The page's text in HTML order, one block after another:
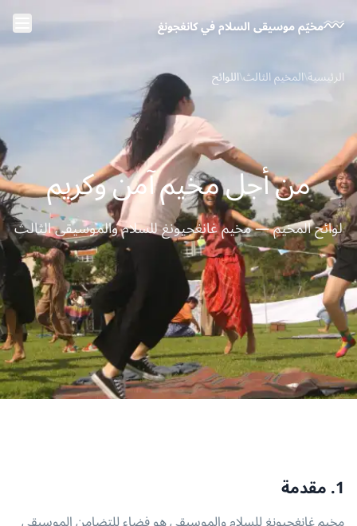
تخطَّ إلى المحتوى الرئيسي
مخيّم موسيقى السلام في كانغجونغ
الرئيسية\المخيم الثالث\اللوائح
من أجل مخيم آمن وكريم
لوائح المخيم — مخيم غانغجيونغ للسلام والموسيقى الثالث
1. مقدمة
مخيم غانغجيونغ للسلام والموسيقى هو فضاء للتضامن الموسيقي